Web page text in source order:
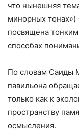
что нынешняя
минорных
посвящена
способах
По словам Саиды
павильона
только как к
пространству
осмысления.